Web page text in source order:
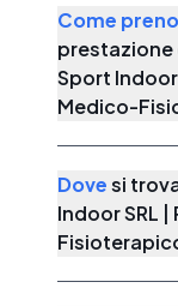
effettuano
di visite
sportive
Come
prestazione
Sport
Medico-
Dovesi
Indoor SRL